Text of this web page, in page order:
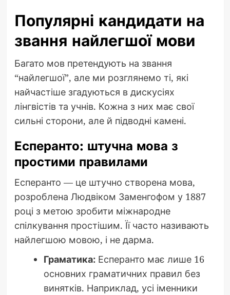
Популярні кандидати на
звання найлегшої мови
Багато мов претендують на звання
“найлегшої”, але ми розглянемо ті, які
найчастіше згадуються в дискусіях
лінгвістів та учнів. Кожна з них має свої
сильні сторони, але й підводні камені.
Есперанто: штучна мова з
простими правилами
Есперанто — це штучно створена мова,
розроблена Людвіком Заменгофом у 1887
році з метою зробити міжнародне
спілкування простішим. Її часто називають
найлегшою мовою, і не дарма.
Граматика:Есперанто має лише 16
основних граматичних правил без
винятків. Наприклад, усі іменники